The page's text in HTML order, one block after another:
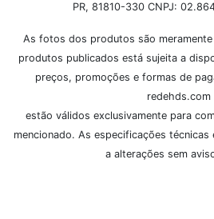
PR, 81810-330 CNPJ:
As fotos dos produtos são
produtos publicados está sujeita a
preços, promoções e formas de
redehds.com
estão válidos exclusivamente para
mencionado. As especificações
a alterações sem